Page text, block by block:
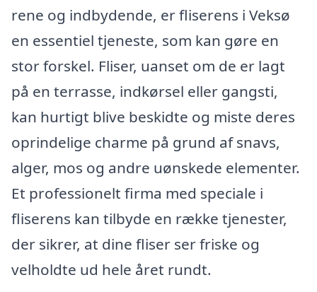
rene og indbydende, er fliserens i Veksø
en essentiel tjeneste, som kan gøre en
stor forskel. Fliser, uanset om de er lagt
på en terrasse, indkørsel eller gangsti,
kan hurtigt blive beskidte og miste deres
oprindelige charme på grund af snavs,
alger, mos og andre uønskede elementer.
Et professionelt firma med speciale i
fliserens kan tilbyde en række tjenester,
der sikrer, at dine fliser ser friske og
velholdte ud hele året rundt.